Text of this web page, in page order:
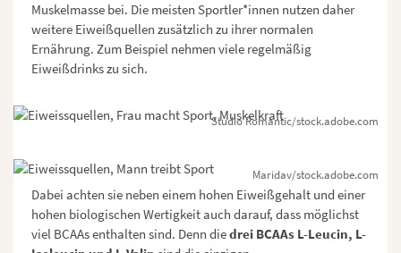
Muskelmasse bei. Die meisten Sportler*innen nutzen daher
weitere Eiweißquellen zusätzlich zu ihrer normalen
Ernährung. Zum Beispiel nehmen viele regelmäßig
Eiweißdrinks zu sich.
Studio Romantic/stock.adobe.com
Maridav/stock.adobe.com
Dabei achten sie neben einem hohen Eiweißgehalt und einer
hohen biologischen Wertigkeit auch darauf, dass möglichst
viel BCAAs enthalten sind. Denn diedrei BCAAs L-Leucin, L-